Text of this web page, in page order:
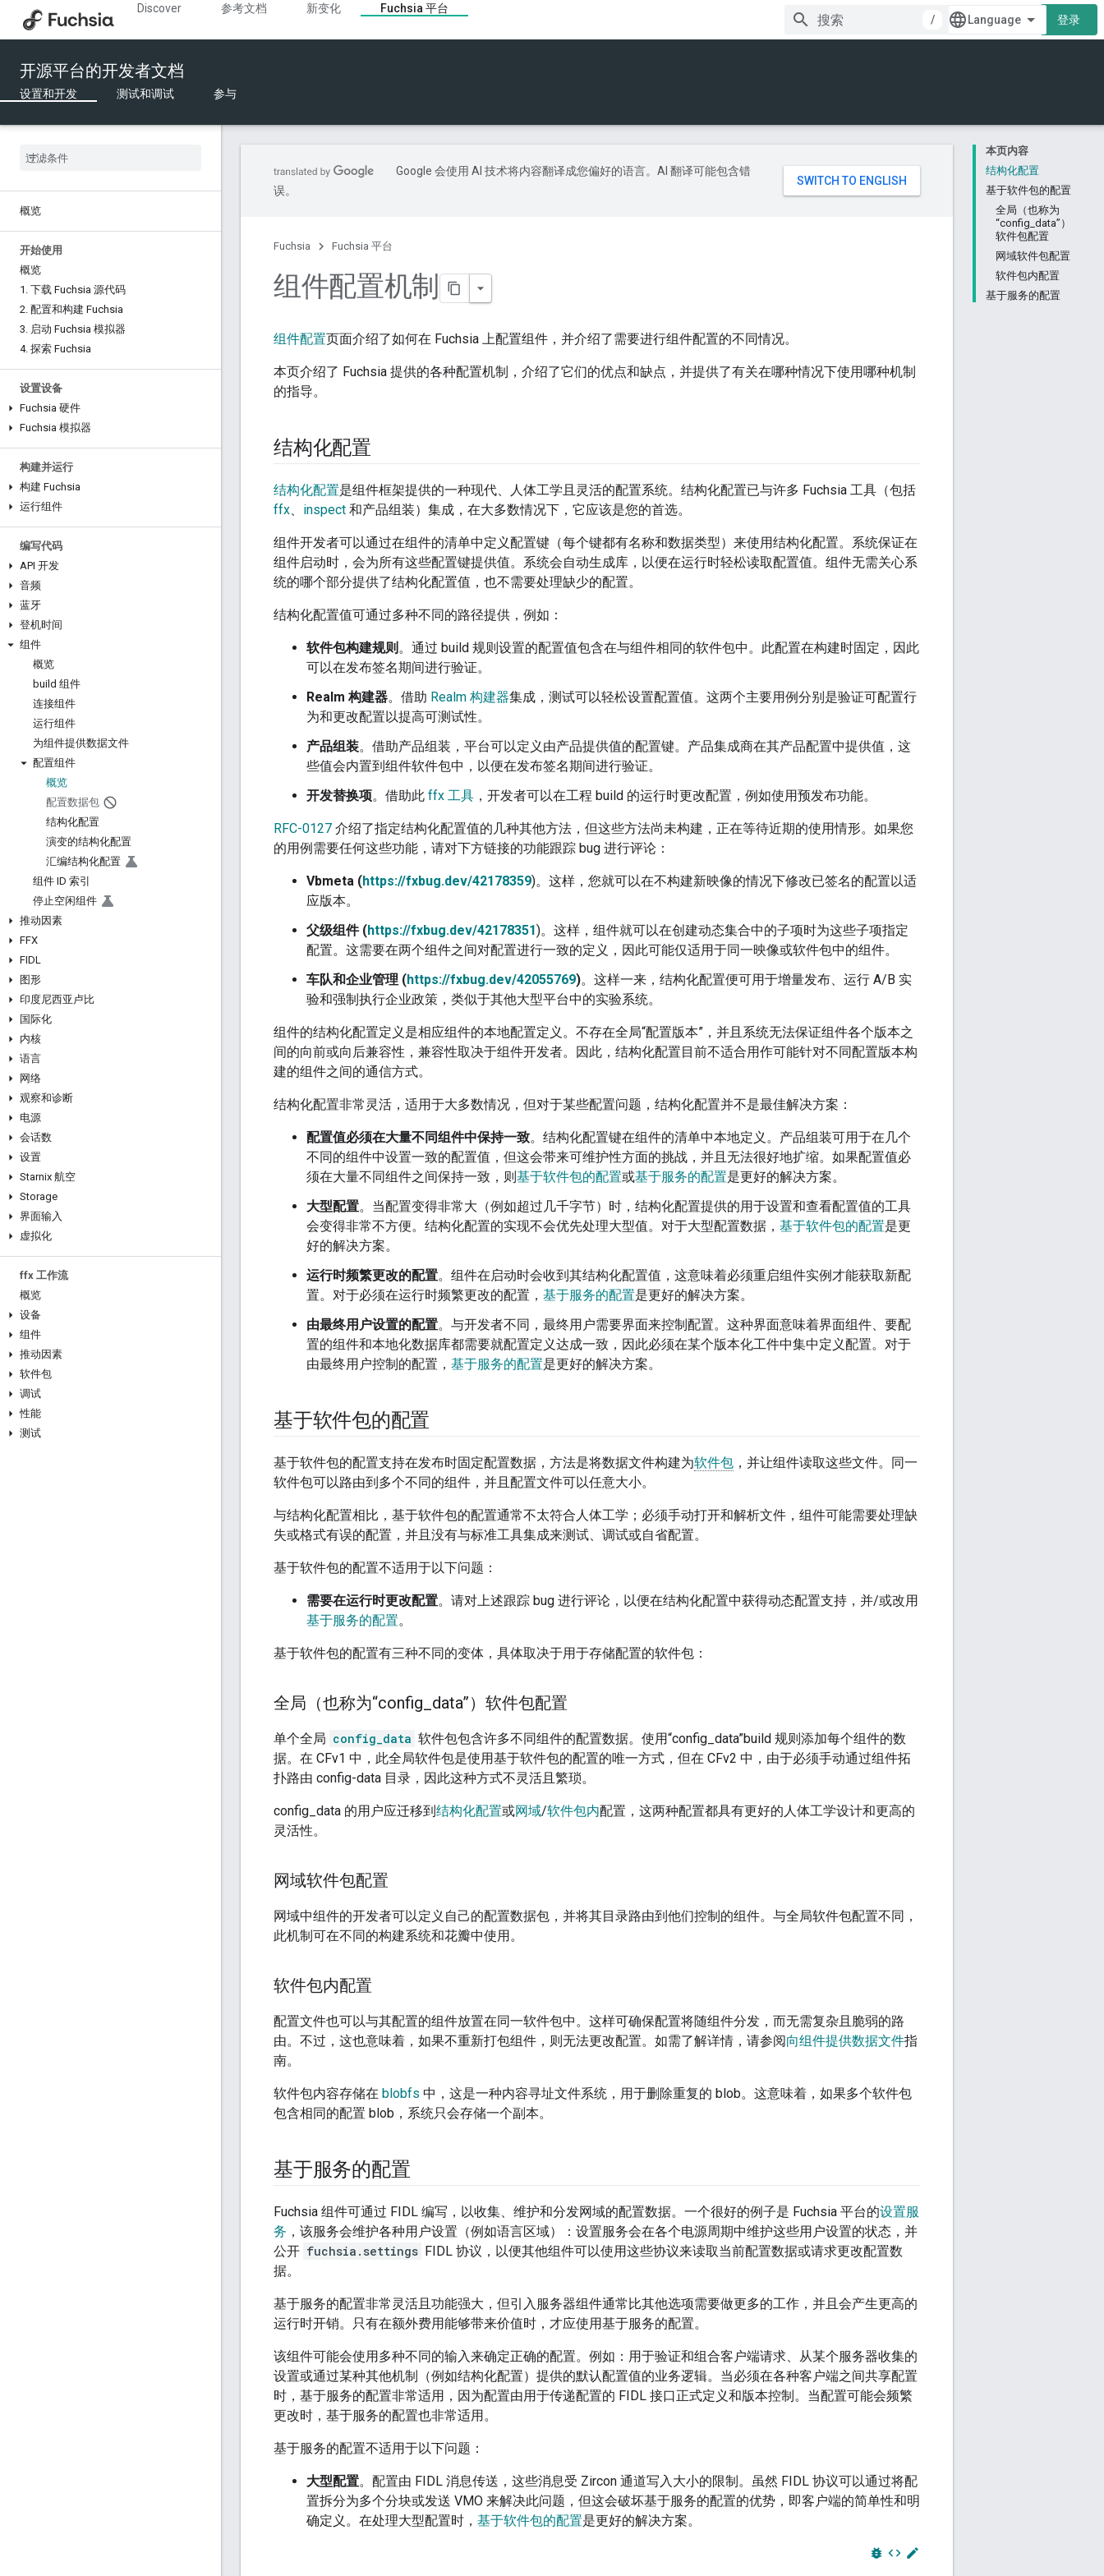
Discover 参考文档 新变化
Fuchsia 平台
/
登录
开源平台的开发者文档
设置和开发 测试和调试 参与
概览
开始使用
概览
1 . 下载 Fuchsia 源代码
2. 配置和构建 Fuchsia
3. 启动 Fuchsia 模拟器
4. 探索 Fuchsia
设置设备
Fuchsia 硬件
Fuchsia 模拟器
构建并运行
构建 Fuchsia
运行组件
编写代码
API 开发
音频
蓝牙
登机时间
组件
概览
build 组件
连接组件
运行组件
为组件提供数据文件
配置组件
概览
配置数据包
结构化配置
演变的结构化配置
汇编结构化配置
组件 ID 索引
停止空闲组件
推动因素
FFX
FIDL
图形
印度尼西亚卢比
国际化
内核
语言
网络
观察和诊断
电源
会话数
设置
Starnix 航空
Storage
界面输入
虚拟化
ffx 工作流
概览
设备
组件
推动因素
软件包
调试
性能
测试
本页内容
结构化配置
基于软件包的配置
全局（也称为
“config_data”）
软件包配置
网域软件包配置
软件包内配置
基于服务的配置
Google 会使用 AI 技术将内容翻译成您偏好的语言。AI 翻译可能包含错
误。
Fuchsia Fuchsia 平台
组件配置机制
组件配置页面介绍了如何在 Fuchsia 上配置组件，并介绍了需要进行组件配置的不同情况。
本页介绍了 Fuchsia 提供的各种配置机制，介绍了它们的优点和缺点，并提供了有关在哪种情况下使用哪种机制
的指导。
结构化配置
结构化配置是组件框架提供的一种现代、人体工学且灵活的配置系统。结构化配置已与许多 Fuchsia 工具（包括
ffx、 inspect 和产品组装）集成，在大多数情况下，它应该是您的首选。
组件开发者可以通过在组件的清单中定义配置键（每个键都有名称和数据类型）来使用结构化配置。系统保证在
组件启动时，会为所有这些配置键提供值。系统会自动生成库，以便在运行时轻松读取配置值。组件无需关心系
统的哪个部分提供了结构化配置值，也不需要处理缺少的配置。
结构化配置值可通过多种不同的路径提供，例如：
软件包构建规则 。通过 build 规则设置的配置值包含在与组件相同的软件包中。此配置在构建时固定，因此
可以在发布签名期间进行验证。
Realm 构建器。借助 Realm 构建器集成，测试可以轻松设置配置值。这两个主要用例分别是验证可配置行
为和更改配置以提高可测试性。
产品组装。借助产品组装，平台可以定义由产品提供值的配置键。产品集成商在其产品配置中提供值，这
些值会内置到组件软件包中，以便在发布签名期间进行验证。
开发替换项。借助此 ffx 工具 ，开发者可以在工程 build 的运行时更改配置，例如使用预发布功能。
RFC-0127 介绍了指定结构化配置值的几种其他方法，但这些方法尚未构建，正在等待近期的使用情形。如果您
的用例需要任何这些功能，请对下方链接的功能跟踪 bug 进行评论：
Vbmeta (https://fxbug.dev/42178359)。这样，您就可以在不构建新映像的情况下修改已签名的配置以适
应版本。
父级组件 (https://fxbug.dev/42178351)。这样，组件就可以在创建动态集合中的子项时为这些子项指定
配置。这需要在两个组件之间对配置进行一致的定义，因此可能仅适用于同一映像或软件包中的组件。
车队和企业管理 (https://fxbug.dev/42055769)。这样一来，结构化配置便可用于增量发布、运行 A/B 实
验和强制执行企业政策，类似于其他大型平台中的实验系统。
组件的结构化配置定义是相应组件的本地配置定义。不存在全局“配置版本”，并且系统无法保证组件各个版本之
间的向前或向后兼容性，兼容性取决于组件开发者。因此，结构化配置目前不适合用作可能针对不同配置版本构
建的组件之间的通信方式。
结构化配置非常灵活，适用于大多数情况，但对于某些配置问题，结构化配置并不是最佳解决方案：
配置值必须在大量不同组件中保持一致。结构化配置键在组件的清单中本地定义。产品组装可用于在几个
不同的组件中设置一致的配置值，但这会带来可维护性方面的挑战，并且无法很好地扩缩。如果配置值必
须在大量不同组件之间保持一致，则基于软件包的配置或基于服务的配置是更好的解决方案。
大型配置。当配置变得非常大（例如超过几千字节）时，结构化配置提供的用于设置和查看配置值的工具
会变得非常不方便。结构化配置的实现不会优先处理大型值。对于大型配置数据， 基于软件包的配置是更
好的解决方案。
运行时频繁更改的配置。组件在启动时会收到其结构化配置值，这意味着必须重启组件实例才能获取新配
置。对于必须在运行时频繁更改的配置， 基于服务的配置是更好的解决方案。
由最终用户设置的配置。与开发者不同，最终用户需要界面来控制配置。这种界面意味着界面组件、要配
置的组件和本地化数据库都需要就配置定义达成一致，因此必须在某个版本化工件中集中定义配置。对于
由最终用户控制的配置， 基于服务的配置是更好的解决方案。
基于软件包的配置
基于软件包的配置支持在发布时固定配置数据，方法是将数据文件构建为软件包 ，并让组件读取这些文件。同一
软件包可以路由到多个不同的组件，并且配置文件可以任意大小。
与结构化配置相比，基于软件包的配置通常不太符合人体工学；必须手动打开和解析文件，组件可能需要处理缺
失或格式有误的配置，并且没有与标准工具集成来测试、调试或自省配置。
基于软件包的配置不适用于以下问题：
需要在运行时更改配置。请对上述跟踪 bug 进行评论，以便在结构化配置中获得动态配置支持，并/或改用
基于服务的配置。
基于软件包的配置有三种不同的变体，具体取决于用于存储配置的软件包：
全局（也称为“config data”）软件包配置
单个全局 config_data 软件包包含许多不同组件的配置数据。使用“config_data”build 规则添加每个组件的数
据。在 CFv1 中，此全局软件包是使用基于软件包的配置的唯一方式，但在 CFv2 中，由于必须手动通过组件拓
扑路由 config-data 目录，因此这种方式不灵活且繁琐。
config_data 的用户应迁移到结构化配置或网域/软件包内配置，这两种配置都具有更好的人体工学设计和更高的
灵活性。
网域软件包配置
网域中组件的开发者可以定义自己的配置数据包，并将其目录路由到他们控制的组件。与全局软件包配置不同，
此机制可在不同的构建系统和花瓣中使用。
软件包内配置
配置文件也可以与其配置的组件放置在同一软件包中。这样可确保配置将随组件分发，而无需复杂且脆弱的路
由。不过，这也意味着，如果不重新打包组件，则无法更改配置。如需了解详情，请参阅向组件提供数据文件指
南。
软件包内容存储在 blobfs 中，这是一种内容寻址文件系统，用于删除重复的 blob。这意味着，如果多个软件包
包含相同的配置 blob，系统只会存储一个副本。
基于服务的配置
Fuchsia 组件可通过 FIDL 编写，以收集、维护和分发网域的配置数据。一个很好的例子是 Fuchsia 平台的设置服
务 ，该服务会维护各种用户设置（例如语言区域）：设置服务会在各个电源周期中维护这些用户设置的状态，并
公开 fuchsia.settings FIDL 协议，以便其他组件可以使用这些协议来读取当前配置数据或请求更改配置数
据。
基于服务的配置非常灵活且功能强大，但引入服务器组件通常比其他选项需要做更多的工作，并且会产生更高的
运行时开销。只有在额外费用能够带来价值时，才应使用基于服务的配置。
该组件可能会使用多种不同的输入来确定正确的配置。例如：用于验证和组合客户端请求、从某个服务器收集的
设置或通过某种其他机制（例如结构化配置）提供的默认配置值的业务逻辑。当必须在各种客户端之间共享配置
时，基于服务的配置非常适用，因为配置由用于传递配置的 FIDL 接口正式定义和版本控制。当配置可能会频繁
更改时，基于服务的配置也非常适用。
基于服务的配置不适用于以下问题：
大型配置。配置由 FIDL 消息传送，这些消息受 Zircon 通道写入大小的限制。虽然 FIDL 协议可以通过将配
置拆分为多个分块或发送 VMO 来解决此问题，但这会破坏基于服务的配置的优势，即客户端的简单性和明
确定义。在处理大型配置时， 基于软件包的配置是更好的解决方案。
bug_report code edit